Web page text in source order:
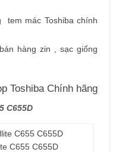
tem mác Toshiba chính
hàng zin , sạc giống
Toshiba Chính hãng
C655D
C655 C655D